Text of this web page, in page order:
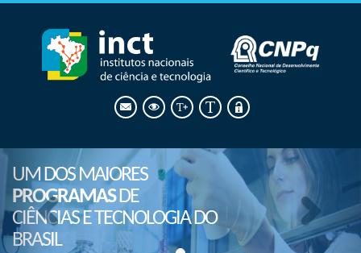
UM DOS MAIORES
PROGRAMASDE
CIÊNCIAS E TECNOLOGIA DO
BRASIL